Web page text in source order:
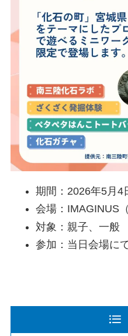
期間：2026年5月4
会場：IMAGINUS
対象：親子、一般
参加：当日会場に